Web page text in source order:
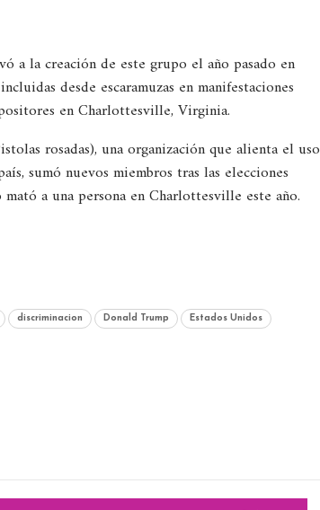
a la creación de este grupo el año pasado en
desde escaramuzas en manifestaciones
en Charlottesville, Virginia.
rosadas), una organización que alienta el uso
sumó nuevos miembros tras las elecciones
a una persona en Charlottesville este año.
discriminacion Donald Trump Estados Unidos